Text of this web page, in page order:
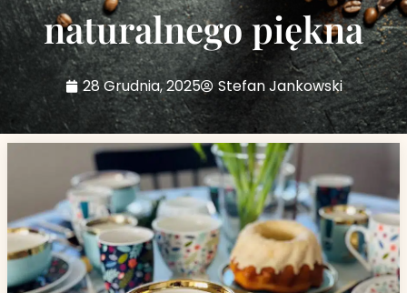
naturalnego piękna
28 Grudnia, 2025 Stefan Jankowski